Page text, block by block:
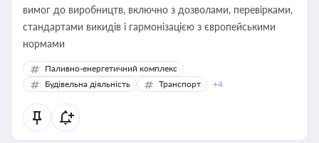
вимог до виробництв, включно з дозволами, перевірками,
стандартами викидів і гармонізацією з європейськими
нормами
Паливно-енергетичний комплекс
Будівельна діяльність
Транспорт +4